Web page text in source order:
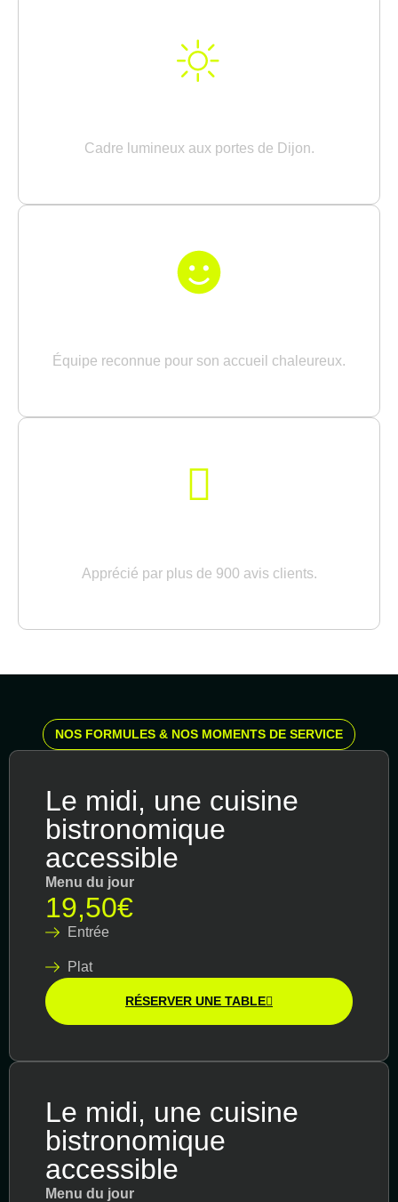
Équipe reconnue pour son accueil chaleureux.
Cadre lumineux aux portes de Dijon.
Apprécié par plus de 900 avis clients.
NOS FORMULES & NOS MOMENTS DE SERVICE
Le midi, une cuisine
bistronomique
accessible
Menu du jour
19,50€
Entrée
Plat
RÉSERVER UNE TABLE
Le midi, une cuisine
bistronomique
accessible
Menu du jour